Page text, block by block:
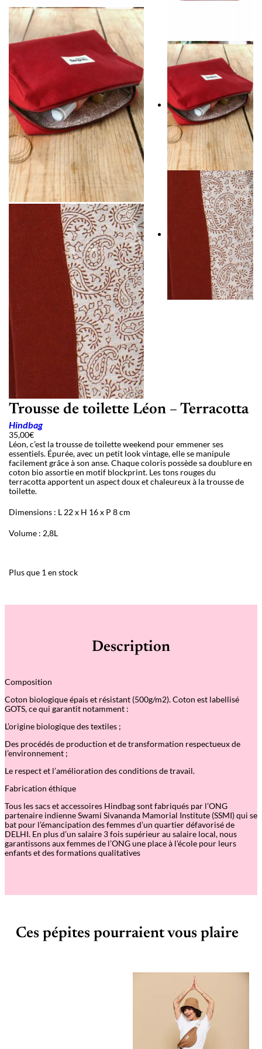
Trousse de toilette Léon – Terracotta
Hindbag
35,00€
Léon, c’est la trousse de toilette weekend pour emmener ses
essentiels. Épurée, avec un petit look vintage, elle se manipule
facilement grâce à son anse. Chaque coloris possède sa doublure en
coton bio assortie en motif blockprint. Les tons rouges du
terracotta apportent un aspect doux et chaleureux à la trousse de
toilette.
Dimensions : L 22 x H 16 x P 8 cm
Volume : 2,8L
Plus que 1 en stock
Description
Composition
Coton biologique épais et résistant (500g/m2). Coton est labellisé
GOTS, ce qui garantit notamment :
L’origine biologique des textiles ;
Des procédés de production et de transformation respectueux de
l’environnement ;
Le respect et l’amélioration des conditions de travail.
Fabrication éthique
Tous les sacs et accessoires Hindbag sont fabriqués par l’ONG
partenaire indienne Swami Sivananda Mamorial Institute (SSMI) qui se
bat pour l’émancipation des femmes d’un quartier défavorisé de
DELHI. En plus d’un salaire 3 fois supérieur au salaire local, nous
garantissons aux femmes de l’ONG une place à l’école pour leurs
enfants et des formations qualitatives
Ces pépites pourraient vous plaire